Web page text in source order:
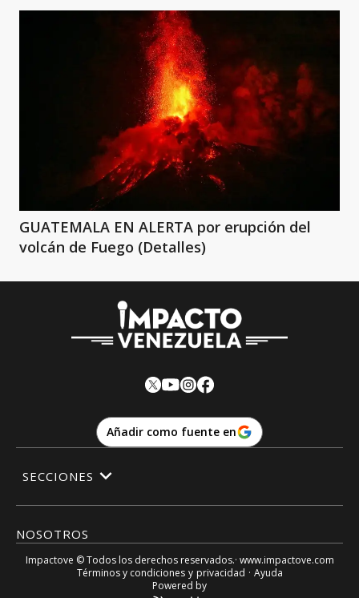
GUATEMALA EN ALERTA por erupción del
volcán de Fuego (Detalles)
Añadir como fuente en
NOSOTROS
SECCIONES
Impactove © Todos los derechos reservados.· www.impactove.com
Términos y condiciones y privacidad · Ayuda
Powered by